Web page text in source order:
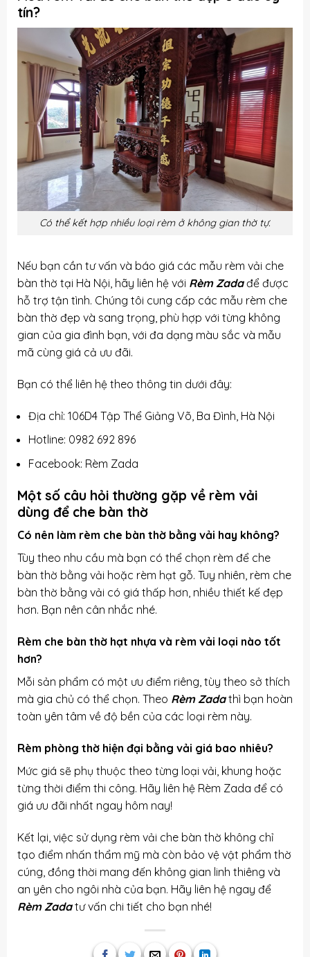
tín?
Có thể kết hợp nhiều loại rèm ở không gian thờ tự.
Nếu bạn cần tư vấn và báo giá các mẫu rèm vải che
bàn thờ tại Hà Nội, hãy liên hệ với Rèm Zadađể được
hỗ trợ tận tình. Chúng tôi cung cấp các mẫu rèm che
bàn thờ đẹp và sang trọng, phù hợp với từng không
gian của gia đình bạn, với đa dạng màu sắc và mẫu
mã cùng giá cả ưu đãi.
Bạn có thể liên hệ theo thông tin dưới đây:
Địa chỉ: 106D4 Tập Thể Giảng Võ, Ba Đình, Hà Nội
Hotline: 0982 692 896
Facebook: Rèm Zada
Một số câu hỏi thường gặp về rèm vải
dùng để che bàn thờ
Có nên làm rèm che bàn thờ bằng vải hay không?
Tùy theo nhu cầu mà bạn có thể chọn rèm để che
bàn thờ bằng vải hoặc rèm hạt gỗ. Tuy nhiên, rèm che
bàn thờ bằng vải có giá thấp hơn, nhiều thiết kế đẹp
hơn. Bạn nên cân nhắc nhé.
Rèm che bàn thờ hạt nhựa và rèm vải loại nào tốt
hơn?
Mỗi sản phẩm có một ưu điểm riêng, tùy theo sở thích
mà gia chủ có thể chọn. Theo Rèm Zadathì bạn hoàn
toàn yên tâm về độ bền của các loại rèm này.
Rèm phòng thờ hiện đại bằng vải giá bao nhiêu?
Mức giá sẽ phụ thuộc theo từng loại vải, khung hoặc
từng thời điểm thi công. Hãy liên hệ Rèm Zada để có
giá ưu đãi nhất ngay hôm nay!
Kết lại, việc sử dụng rèm vải che bàn thờ không chỉ
tạo điểm nhấn thẩm mỹ mà còn bảo vệ vật phẩm thờ
cúng, đồng thời mang đến không gian linh thiêng và
an yên cho ngôi nhà của bạn. Hãy liên hệ ngay để
Rèm Zadatư vấn chi tiết cho bạn nhé!